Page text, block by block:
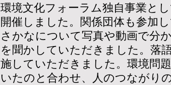
環境文化フォーラム独自事業と
開催しました。関係団体も参加
さかなについて写真や動画で分
を聞かしていただきました。落
施していただきました。環境問
いたのと合わせ、人のつながり